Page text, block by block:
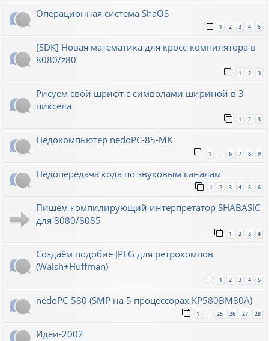
Операционная система ShaOS
1 2 3 4 5
[SDK] Новая математика для кросс-компилятора в
8080/z80
1 2 3
Рисуем свой шрифт с символами шириной в 3
пиксела
1 2 3
Недокомпьютер nedoPC-85-MK
1 6 7 8 9
Недопередача кода по звуковым каналам
1 2 3 4 5 6
Пишем компилирующий интерпретатор SHABASIC
для 8080/8085
1 2 3 4
Создаём подобие JPEG для ретрокомпов
(Walsh+Huffman)
1 2 3 4 5
nedoPC-580 (SMP на 5 процессорах КР580ВМ80А)
1 25 26 27 28
Идеи-2002